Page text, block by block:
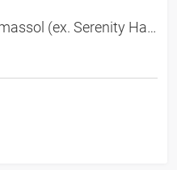
Serenity Haven Limassol) -